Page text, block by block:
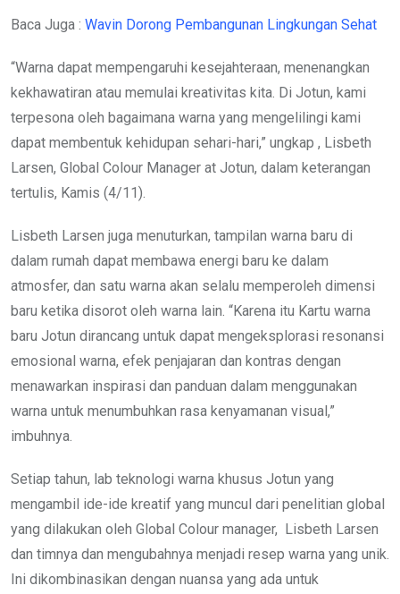
Baca Juga : Wavin Dorong Pembangunan Lingkungan Sehat
“Warna dapat mempengaruhi kesejahteraan, menenangkan
kekhawatiran atau memulai kreativitas kita. Di Jotun, kami
terpesona oleh bagaimana warna yang mengelilingi kami
dapat membentuk kehidupan sehari-hari,” ungkap , Lisbeth
Larsen, Global Colour Manager at Jotun, dalam keterangan
tertulis, Kamis (4/11).
Lisbeth Larsen juga menuturkan, tampilan warna baru di
dalam rumah dapat membawa energi baru ke dalam
atmosfer, dan satu warna akan selalu memperoleh dimensi
baru ketika disorot oleh warna lain. “Karena itu Kartu warna
baru Jotun dirancang untuk dapat mengeksplorasi resonansi
emosional warna, efek penjajaran dan kontras dengan
menawarkan inspirasi dan panduan dalam menggunakan
warna untuk menumbuhkan rasa kenyamanan visual,”
imbuhnya.
Setiap tahun, lab teknologi warna khusus Jotun yang
mengambil ide-ide kreatif yang muncul dari penelitian global
yang dilakukan oleh Global Colour manager, Lisbeth Larsen
dan timnya dan mengubahnya menjadi resep warna yang unik.
Ini dikombinasikan dengan nuansa yang ada untuk